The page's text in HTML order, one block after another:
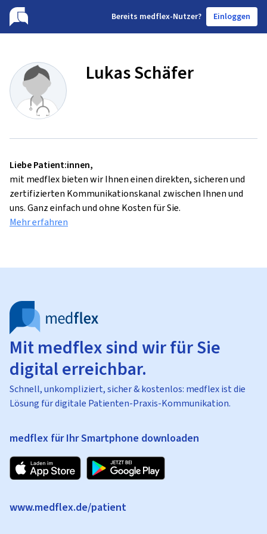
Bereits medflex-Nutzer? Einloggen
Lukas Schäfer
Liebe Patient:innen,
mit medflex bieten wir Ihnen einen direkten, sicheren und
zertifizierten Kommunikationskanal zwischen Ihnen und
uns. Ganz einfach und ohne Kosten für Sie.
Mehr erfahren
Mit medflex sind wir für Sie
digital erreichbar.
Schnell, unkompliziert, sicher & kostenlos: medflex ist die
Lösung für digitale Patienten-Praxis-Kommunikation.
medflex für Ihr Smartphone downloaden
www.medflex.de/patient